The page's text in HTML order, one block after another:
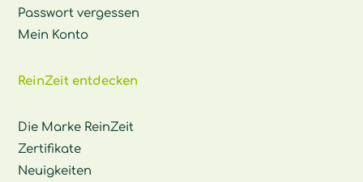
Passwort vergessen
Mein Konto
ReinZeit entdecken
Die Marke ReinZeit
Zertifikate
Neuigkeiten